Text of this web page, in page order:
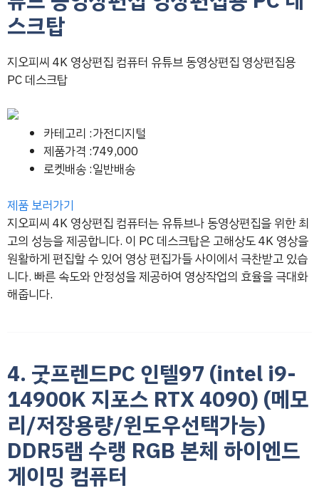
스크탑
지오피씨 4K 영상편집 컴퓨터 유튜브 동영상편집 영상편집용
PC 데스크탑
카테고리 :가전디지털
제품가격 :749,000
로켓배송 :일반배송
제품 보러가기
지오피씨 4K 영상편집 컴퓨터는 유튜브나 동영상편집을 위한 최
고의 성능을 제공합니다. 이 PC 데스크탑은 고해상도 4K 영상을
원활하게 편집할 수 있어 영상 편집가들 사이에서 극찬받고 있습
니다. 빠른 속도와 안정성을 제공하여 영상작업의 효율을 극대화
해줍니다.
4. 굿프렌드PC 인텔97 (intel i9-
14900K 지포스 RTX 4090) (메모
리/저장용량/윈도우선택가능)
DDR5램 수랭 RGB 본체 하이엔드
게이밍 컴퓨터